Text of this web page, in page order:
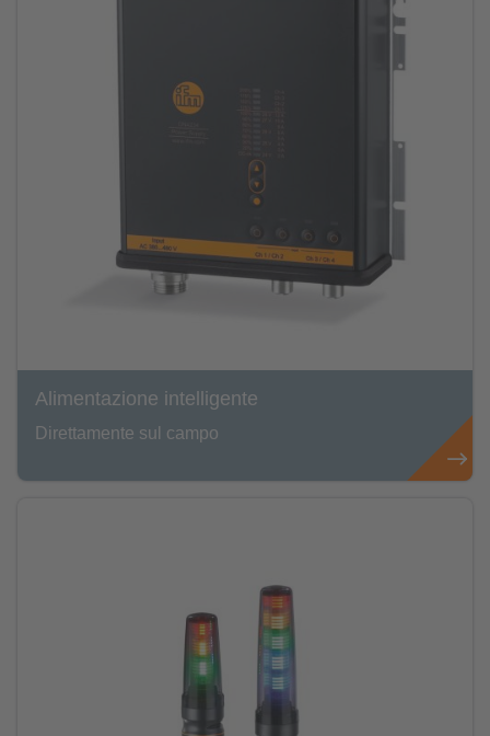
Alimentazione intelligente
Direttamente sul campo